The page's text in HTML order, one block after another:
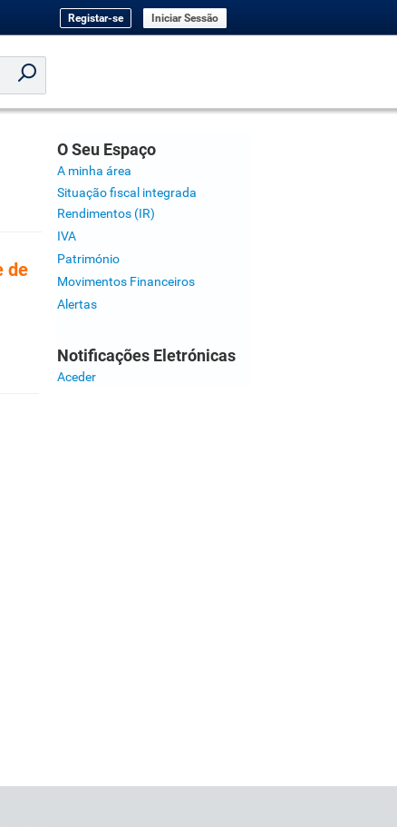
Registar-se Iniciar Sessão
de
O Seu Espaço
A minha área
Situação fiscal integrada
Rendimentos (IR)
IVA
Património
Movimentos Financeiros
Alertas
Notificações Eletrónicas
Aceder